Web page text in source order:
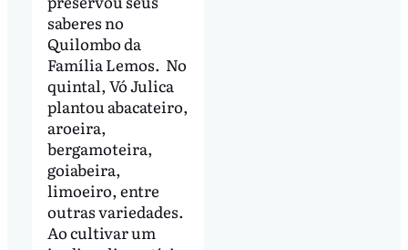
saberes no
Quilombo da
Família Lemos. No
quintal, Vó Julica
plantou abacateiro,
aroeira,
bergamoteira,
goiabeira,
limoeiro, entre
outras variedades.
Ao cultivar um